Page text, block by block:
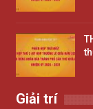
Giải trí